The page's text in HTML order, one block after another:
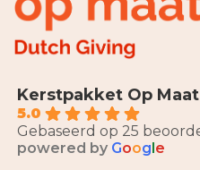
Kerstpakket Op
5.0
Gebaseerd op 25
powered by Google